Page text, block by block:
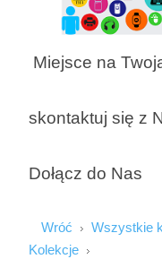
Miejsce na
skontaktuj się z
Dołącz do Nas
Wróć Wszystkie
Kolekcje